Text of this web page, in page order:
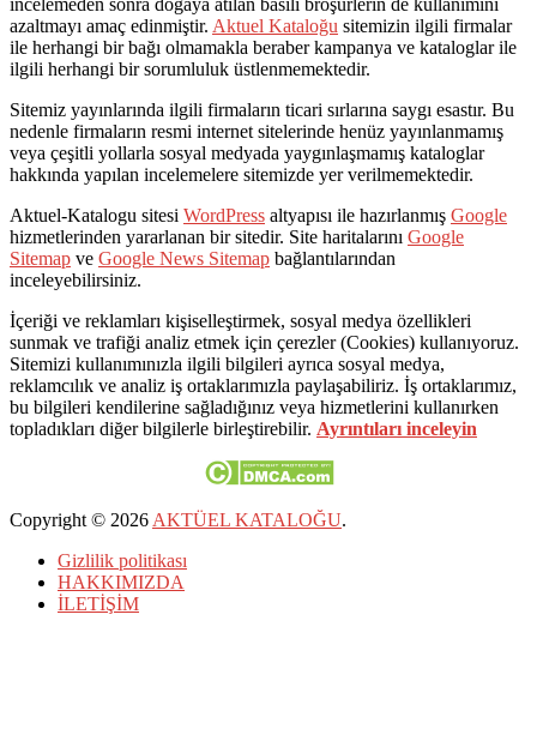
azaltmayı amaç edinmiştir. Aktuel Kataloğu sitemizin ilgili firmalar
ile herhangi bir bağı olmamakla beraber kampanya ve kataloglar ile
ilgili herhangi bir sorumluluk üstlenmemektedir.
Sitemiz yayınlarında ilgili firmaların ticari sırlarına saygı esastır. Bu
nedenle firmaların resmi internet sitelerinde henüz yayınlanmamış
veya çeşitli yollarla sosyal medyada yaygınlaşmamış kataloglar
hakkında yapılan incelemelere sitemizde yer verilmemektedir.
Aktuel-Katalogu sitesi WordPress altyapısı ile hazırlanmış Google
hizmetlerinden yararlanan bir sitedir. Site haritalarını Google
Sitemap ve Google News Sitemap bağlantılarından
inceleyebilirsiniz.
İçeriği ve reklamları kişiselleştirmek, sosyal medya özellikleri
sunmak ve trafiği analiz etmek için çerezler (Cookies) kullanıyoruz.
Sitemizi kullanımınızla ilgili bilgileri ayrıca sosyal medya,
reklamcılık ve analiz iş ortaklarımızla paylaşabiliriz. İş ortaklarımız,
bu bilgileri kendilerine sağladığınız veya hizmetlerini kullanırken
topladıkları diğer bilgilerle birleştirebilir. Ayrıntıları inceleyin
Copyright © 2026 AKTÜEL KATALOĞU.
Gizlilik politikası
HAKKIMIZDA
İLETİŞİM